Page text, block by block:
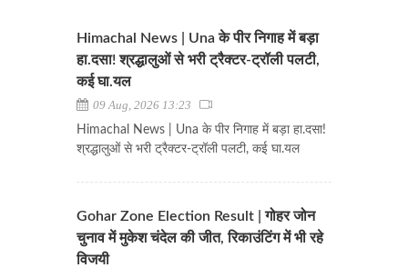
Himachal News | Una के पीर निगाह में बड़ा
हा.दसा! श्रद्धालुओं से भरी ट्रैक्टर-ट्रॉली पलटी,
कई घा.यल
09 Aug, 2026 13:23
Himachal News | Una के पीर निगाह में बड़ा हा.दसा!
श्रद्धालुओं से भरी ट्रैक्टर-ट्रॉली पलटी, कई घा.यल
Gohar Zone Election Result | गोहर जोन
चुनाव में मुकेश चंदेल की जीत, रिकाउंटिंग में भी रहे
विजयी